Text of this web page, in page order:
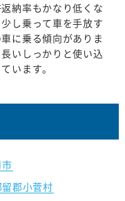
納率もかなり低くな
し乗って車を手放す
に乗る傾向がありま
いしっかりと使い込
います。
郡小菅村